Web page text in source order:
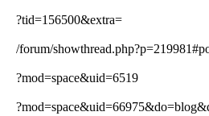
?tid=156500&extra=
/forum/
?mod=space&uid=6519